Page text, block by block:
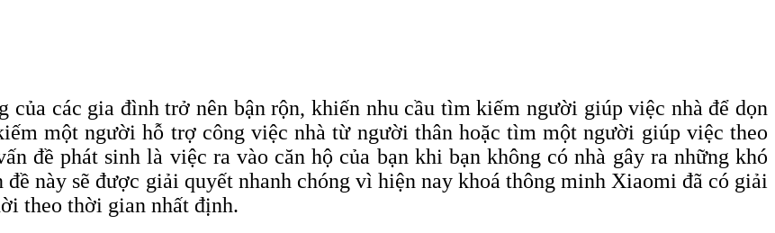
của các gia đình trở nên bận rộn, khiến nhu cầu tìm kiếm người giúp việc nhà để dọn
một người hỗ trợ công việc nhà từ người thân hoặc tìm một người giúp việc theo
đề phát sinh là việc ra vào căn hộ của bạn khi bạn không có nhà gây ra những khó
này sẽ được giải quyết nhanh chóng vì hiện nay khoá thông minh Xiaomi đã có giải
theo thời gian nhất định.